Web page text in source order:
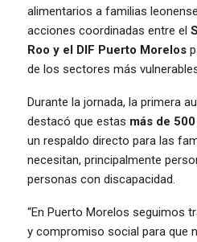
alimentarios a familias
acciones coordinadas entre el
Roo y el DIF Puerto Morelos
de los sectores más
Durante la jornada, la primera
destacó que estas más de
un respaldo directo para las
necesitan, principalmente
personas con discapacidad.
“En Puerto Morelos seguimos
y compromiso social para que